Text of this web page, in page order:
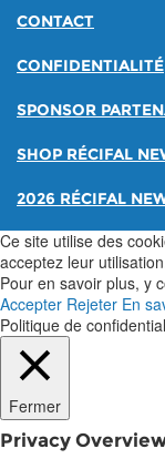
CONTACT
CONFIDENTIALITÉ
SPONSOR
SHOP RÉCIFAL
2026 RÉCIFAL
Ce site utilise des
acceptez leur
Pour en savoir plus, y
Accepter Rejeter En
Politique de
Fermer
Privacy